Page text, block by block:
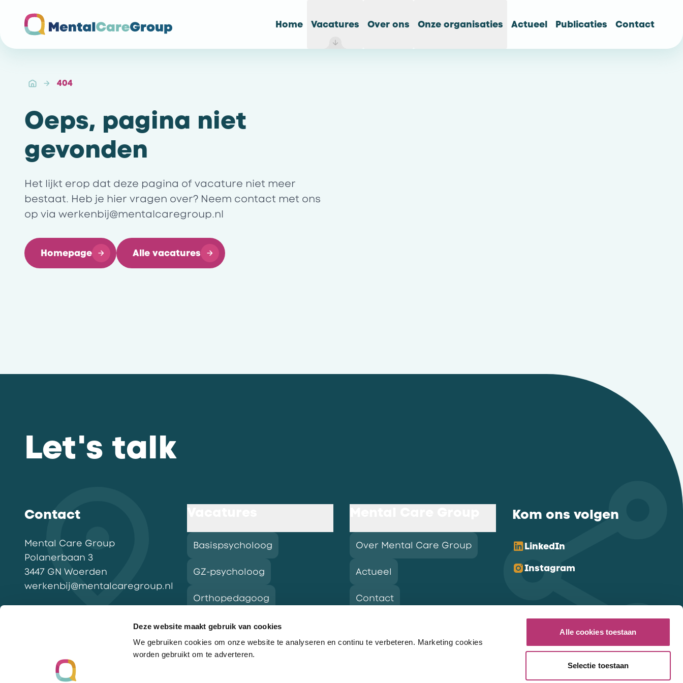
Deze website maakt gebruik van cookies
We gebruiken cookies om onze website te analyseren en continu te verbeteren. Marketing cookies
worden gebruikt om te adverteren.
Alle cookies toestaan
Selectie toestaan
Home Vacatures Over ons Onze organisaties Actueel Publicaties Contact
404
Oeps, pagina niet
gevonden
Het lijkt erop dat deze pagina of vacature niet meer
bestaat. Heb je hier vragen over? Neem contact met ons
op via werkenbij@mentalcaregroup.nl
Homepage Alle vacatures
Let's talk
Contact
Mental Care Group
Polanerbaan 3
3447 GN Woerden
werkenbij@mentalcaregroup.nl
Basispsycholoog
GZ-psycholoog
Orthopedagoog
Over Mental Care Group
Actueel
Contact
Kom ons volgen
LinkedIn
Instagram
Ga naar de homepagina
Vacatures